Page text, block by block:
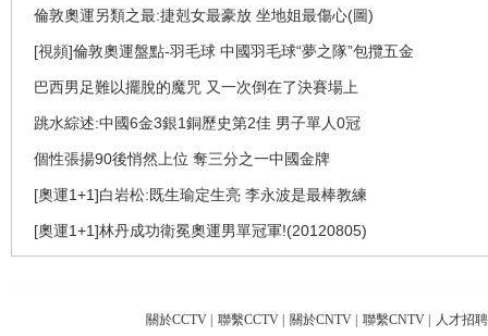
倫敦奧運另類之最:捷剋女最豪放 坐地姐最傷心(圖)
[視頻]倫敦奧運盤點-羽毛球 中國羽毛球“夢之隊”包攬五金
巴西男足難以擺脫的魔咒 又一次倒在了決賽場上
跳水綜述:中國6金3銀1銅歷史第2佳 男子單人0冠
個性張揚90後悄然上位 奪三分之一中國金牌
[奧運1+1]白岩松:既生瑜定生亮 李永波是最棒教練
[奧運1+1]林丹成功衛冕奧運男單冠軍!(20120805)
關於CCTV 聯繫CCTV 關於CNTV 聯繫CNTV 人才招聘